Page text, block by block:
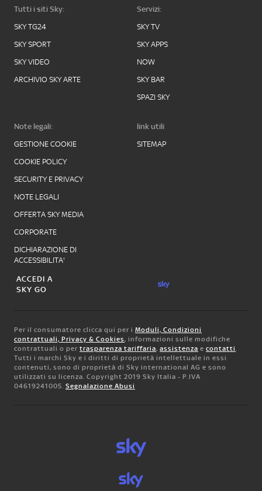
Tutti i siti Sky:
SKY TG24
SKY SPORT
SKY VIDEO
ARCHIVIO SKY ARTE
Servizi:
SKY TV
SKY APPS
NOW
SKY BAR
SPAZI SKY
Note legali:
GESTIONE COOKIE
COOKIE POLICY
SECURITY E PRIVACY
NOTE LEGALI
OFFERTA SKY MEDIA
CORPORATE
DICHIARAZIONE DI
ACCESSIBILITA'
link utili
SITEMAP
ACCEDI A
SKY GO
Per il consumatore clicca qui per i Moduli, Condizioni
contrattuali, Privacy & Cookies, informazioni sulle modifiche
contrattuali o per trasparenza tariffaria, assistenza e contatti.
Tutti i marchi Sky e i diritti di proprietà intellettuale in essi
contenuti, sono di proprietà di Sky international AG e sono
utilizzati su licenza. Copyright 2019 Sky Italia - P.IVA
04619241005. Segnalazione Abusi